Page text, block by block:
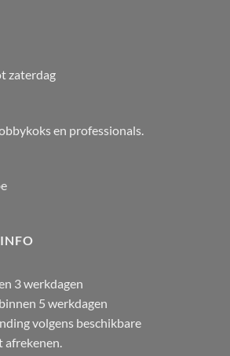
zaterdag
en professionals.
3 werkdagen
5 werkdagen
volgens beschikbare